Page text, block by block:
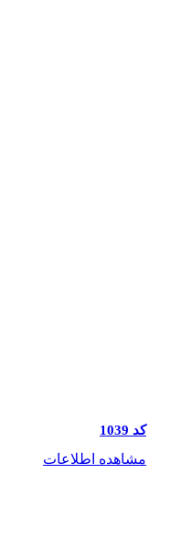
کد 1039
مشاهده اطلاعات